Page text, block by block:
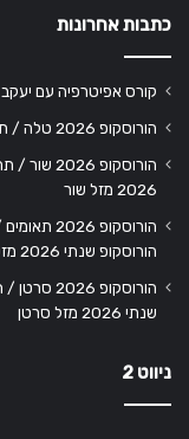
כתבות אחרונות
קורס אפיטרפיה עם
הורוסקופ 2026 טלה / תחזית אסטרולוגיה שנתית מזל טלה
2026 מזל שור
הורוסקופ שנתי 2026 מזל תאומים
שנתי 2026 מזל סרטן
ניווט 2